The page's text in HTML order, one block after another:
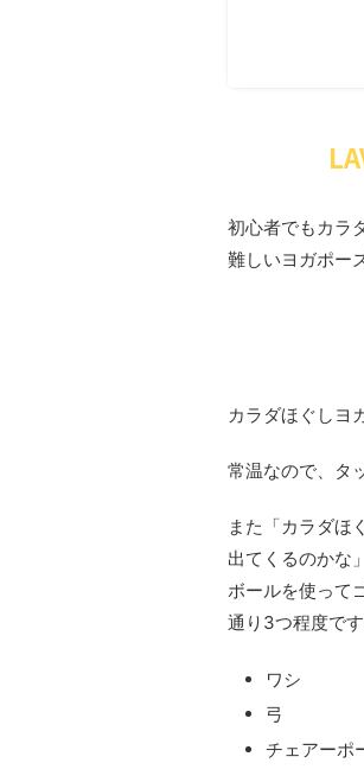
初心者でもカラ
難しいヨガポー
カラダほぐしヨ
常温なので、タ
また「カラダほ
出てくるのかな
ボールを使って
通り3つ程度です
ワシ
弓
チェアーポ